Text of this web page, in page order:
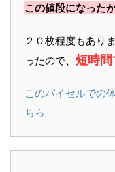
この値段になった
２０枚程度もあり
ったので、 短時
このバイセルでの
ちら